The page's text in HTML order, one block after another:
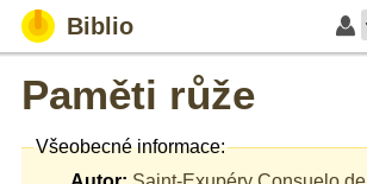
Biblio
Paměti růže
Všeobecné informace: